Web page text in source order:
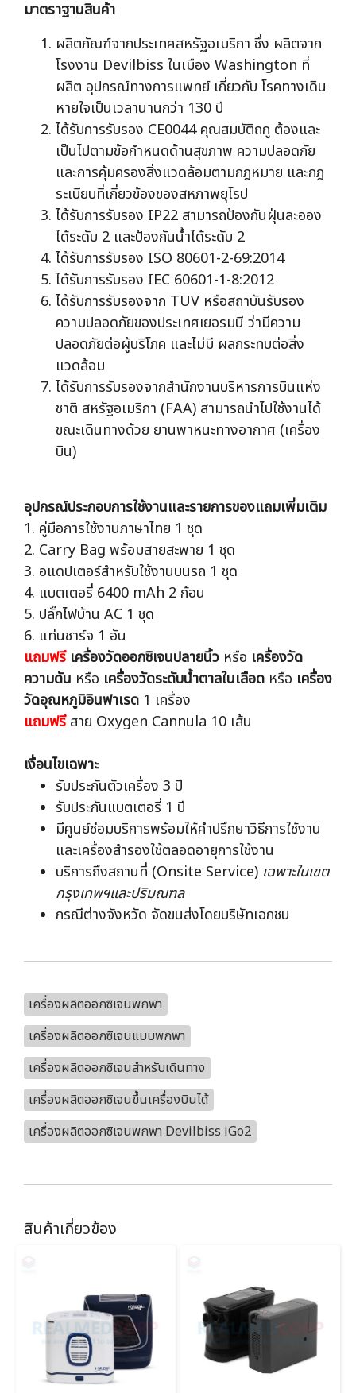
มาตราฐานสินค้า
ผลิตภัณฑ์จากประเทศสหรัฐอเมริกา ซึ่ง ผลิตจาก
โรงงาน Devilbiss ในเมือง Washington ที่
ผลิต อุปกรณ์ทางการแพทย์ เกี่ยวกับ โรคทางเดิน
หายใจเป็นเวลานานกว่า 130 ปี
ได้รับการรับรอง CE0044 คุณสมบัติถกู ต้องและ
เป็นไปตามข้อกำหนดด้านสุขภาพ ความปลอดภัย
และการคุ้มครองสิ่งแวดล้อมตามกฎหมาย และกฎ
ระเบียบที่เกี่ยวข้องของสหภาพยุโรป
ได้รับการรับรอง IP22 สามารถป้องกันฝุ่นละออง
ได้ระดับ 2 และป้องกันน้ำได้ระดับ 2
ได้รับการรับรอง ISO 80601-2-69:2014
ได้รับการรับรอง IEC 60601-1-8:2012
ได้รับการรับรองจาก TUV หรือสถาบันรับรอง
ความปลอดภัยของประเทศเยอรมนี ว่ามีความ
ปลอดภัยต่อผู้บริโภค และไม่มี ผลกระทบต่อสิ่ง
แวดล้อม
ได้รับการรับรองจากสำนักงานบริหารการบินแห่ง
ชาติ สหรัฐอเมริกา (FAA) สามารถนำไปใช้งานได้
ขณะเดินทางด้วย ยานพาหนะทางอากาศ (เครื่อง
บิน)
อุปกรณ์ประกอบการใช้งานและรายการของแถมเพิ่มเติม
1. คู่มือการใช้งานภาษาไทย 1 ชุด
2. Carry Bag พร้อมสายสะพาย 1 ชุด
3. อแดปเตอร์สำหรับใช้งานบนรถ 1 ชุด
4. แบตเตอรี่ 6400 mAh 2 ก้อน
5. ปลั๊กไฟบ้าน AC 1 ชุด
6. แท่นชาร์จ 1 อัน
แถมฟรี เครื่องวัดออกซิเจนปลายนิ้ว หรือ เครื่องวัด
ความดัน หรือ เครื่องวัดระดับน้ำตาลในเลือด หรือ เครื่อง
วัดอุณหภูมิอินฟาเรด 1 เครื่อง
แถมฟรีสาย Oxygen Cannula 10 เส้น
เงื่อนไขเฉพาะ
รับประกันตัวเครื่อง 3 ปี
รับประกันแบตเตอรี่ 1 ปี
มีศูนย์ซ่อมบริการพร้อมให้คำปรึกษาวิธีการใช้งาน
และเครื่องสำรองใช้ตลอดอายุการใช้งาน
บริการถึงสถานที่ (Onsite Service) เฉพาะในเขต
กรุงเทพฯและปริมณฑล
กรณีต่างจังหวัด จัดขนส่งโดยบริษัทเอกชน
เครื่องผลิตออกซิเจนพกพา
เครื่องผลิตออกซิเจนแบบพกพา
เครื่องผลิตออกซิเจนสำหรับเดินทาง
เครื่องผลิตออกซิเจนขึ้นเครื่องบินได้
เครื่องผลิตออกซิเจนพกพา Devilbiss iGo2
สินค้าเกี่ยวข้อง